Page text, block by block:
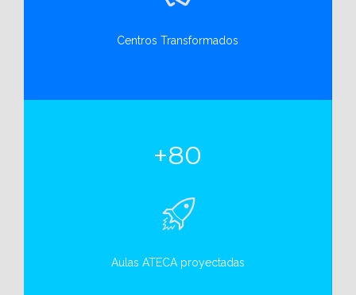
Centros Transformados
+80
Aulas ATECA proyectadas